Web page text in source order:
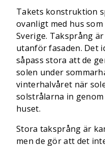
Takets konstruktion
ovanligt med hus
Sverige. Taksprång
utanför fasaden. Det
såpass stora att de
solen under
vinterhalvåret när
solstrålarna in
huset.
Stora taksprång är
men de gör att det